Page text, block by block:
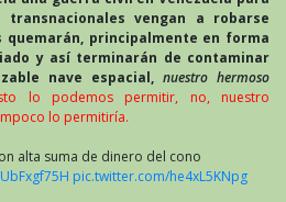
vengan a robarse
quemarán, principalmente en forma
y así terminarán de contaminar
nave espacial, nuestro hermoso
lo podemos permitir, no, nuestro
lo permitiría.
alta suma de dinero del cono
pic.twitter.com/he4xL5KNpg